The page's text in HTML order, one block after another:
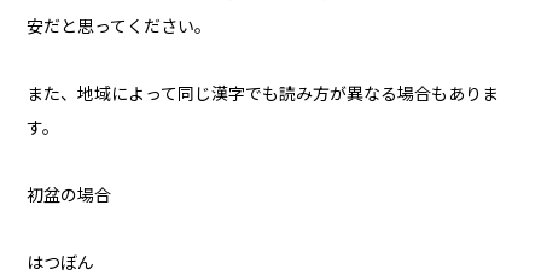
安だと思ってください。
また、地域によって同じ漢字でも読み方が異なる場合もありま
す。
初盆の場合
はつぼん